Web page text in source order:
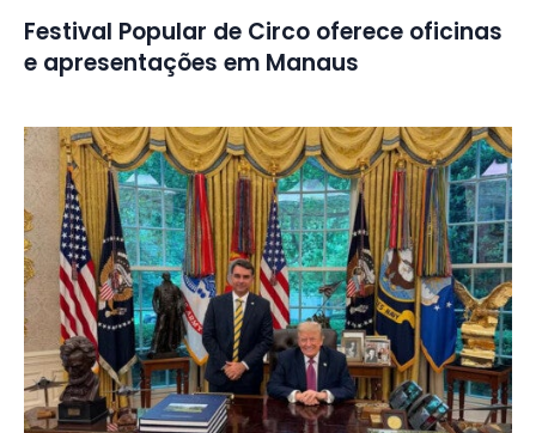
Festival Popular de Circo oferece oficinas
e apresentações em Manaus